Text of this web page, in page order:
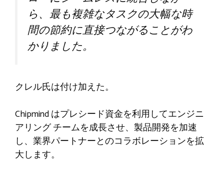
ら、最も複雑なタスクの大幅な時
間の節約に直接つながることがわ
かりました。
クレル氏は付け加えた。
Chipmind はプレシード資金を利用してエンジニ
アリング チームを成長させ、製品開発を加速
し、業界パートナーとのコラボレーションを拡
大します。